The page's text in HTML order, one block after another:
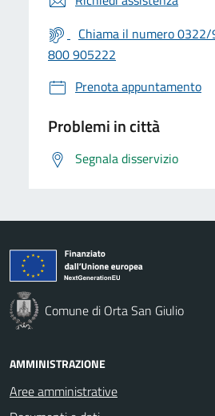
Chiama il numero
800 905222
Prenota appuntamento
Problemi in città
Segnala disservizio
Comune di Orta San Giulio
AMMINISTRAZIONE
Aree amministrative